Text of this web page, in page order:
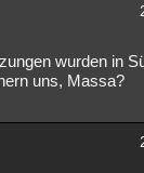
wurden in
uns, Massa?